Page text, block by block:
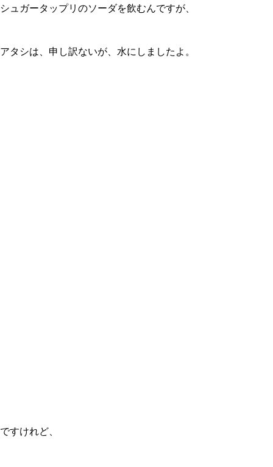
シュガータップリのソーダを飲むんですが、
アタシは、申し訳ないが、水にしましたよ。
ですけれど、